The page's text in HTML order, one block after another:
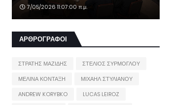
7/05/2026 11:07:00 π.μ.
ΑΡΘΡΟΓΡΑΦΟΙ
ΣΤΡΑΤΗΣ ΜΑΖΙΔΗΣ
ΣΤΕΛΙΟΣ ΣΥΡΜΟΓΛΟΥ
ΜΕΛΙΝΑ ΚΟΝΤΑΞΗ
ΜΙΧΑΗΛ ΣΤΥΛΙΑΝΟΥ
ANDREW KORYBKO
LUCAS LEIROZ